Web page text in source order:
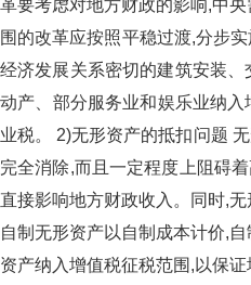
革要考虑对地方财政的影响,中央
围的改革应按照平稳过渡,分步
经济发展关系密切的建筑安装
动产、部分服务业和娱乐业
业税。 2)无形资产的抵扣问
完全消除,而且一定程度上阻碍着
直接影响地方财政收入。同
自制无形资产以自制成本计价,自
资产纳入增值税征税范围,以保证